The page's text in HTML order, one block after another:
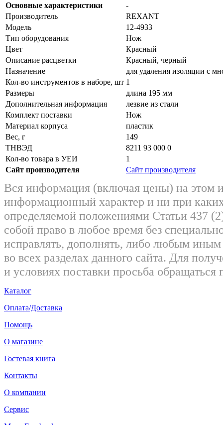
Основные характеристики
-
Производитель
REXANT
Модель
12-4933
Тип оборудования
Нож
Цвет
Красный
Описание расцветки
Красный, черный
Назначение
для удаления изоляции с
Кол-во инструментов в наборе, шт 1
Размеры
длина 195 мм
Дополнительная информация
лезвие из стали
Комплект поставки
Нож
Материал корпуса
пластик
Вес, г
149
ТНВЭД
8211 93 000 0
Кол-во товара в УЕИ
1
Сайт производителя
Сайт производителя
Вся информация (включая цены) на этом
информационный характер и ни при
определяемой положениями Статьи 437
собой право в любое время без
исправлять, дополнять, либо любым
во всех разделах данного сайта. Для
и условиях поставки просьба
Каталог
Оплата/Доставка
Помощь
О магазине
Гостевая книга
Контакты
О компании
Сервис